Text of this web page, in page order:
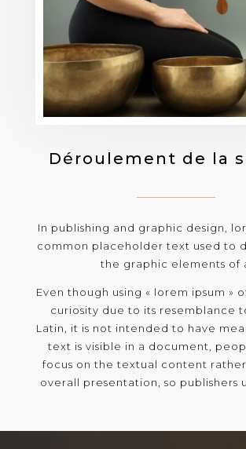
Déroulement de la
In publishing and graphic design,
common placeholder text used to
the graphic elements of
Even though using « lorem ipsum »
curiosity due to its resemblance
Latin, it is not intended to have
text is visible in a document,
focus on the textual content
overall presentation, so publishers